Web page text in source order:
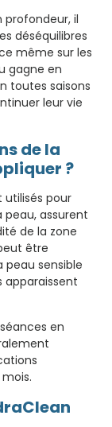
il
déséquilibres
même sur les
gagne en
toutes saisons
leur vie
de la
?
utilisés pour
assurent
de la zone
être
peau sensible
apparaissent
en